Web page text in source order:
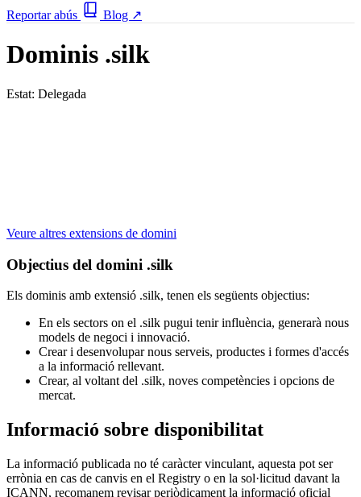
Reportar abús
Blog ↗
Dominis .silk
Estat: Delegada
Veure altres extensions de domini
Objectius del domini .silk
Els dominis amb extensió .silk, tenen els següents objectius:
En els sectors on el .silk pugui tenir influència, generarà nous
models de negoci i innovació.
Crear i desenvolupar nous serveis, productes i formes d'accés
a la informació rellevant.
Crear, al voltant del .silk, noves competències i opcions de
mercat.
Informació sobre disponibilitat
La informació publicada no té caràcter vinculant, aquesta pot ser
errònia en cas de canvis en el Registry o en la sol·licitud davant la
ICANN, recomanem revisar periòdicament la informació oficial